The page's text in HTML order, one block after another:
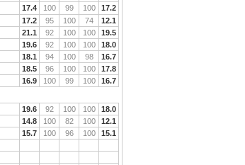
17.4 100 99 100
17.2
17.2 95 100 74
12.1
21.1 92 100 100
19.5
19.6 92 100 100
18.0
18.1 94 100 98
16.7
18.5 96 100 100
17.8
16.9 100 99 100 16.7
19.6 92 100 100
18.0
14.8 100 82 100
12.1
15.7 100 96 100 15.1